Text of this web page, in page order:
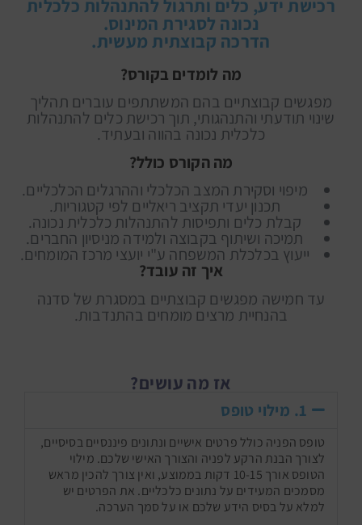
רכישת ידע, כלים ותרגול להתנהלות כלכלית
נכונה לסגירת המינוס.
הדרכה קבוצתית מעשית.
מה לומדים בקורס?
מפגשים קבוצתיים בהם המשתתפים עוברים תהליך
שינוי תודעתי והתנהגותי, תוך רכישת כלים להתנהלות
כלכלית נכונה בהווה ובעתיד.
מה הקורס כולל?
מיפוי וסקירת המצב הכלכלי וההרגלים הכלכליים.
תכנון יעדי תקציב ריאליים לפי קטגוריות.
קבלת כלים ותפיסות להתנהלות כלכלית נכונה.
תמיכה ושיתוף בקבוצה ולמידה מניסיון החברים.
ייעוץ בכלכלת המשפחה ע"י יועצי מרכז המומחים.
איך זה עובד?
עד חמישה מפגשים קבוצתיים במסגרת של סדנה
בהנחיית מרצים מומחים בהתנדבות.
אז מה עושים?
1. מילוי טופס
טופס הפניה כולל פרטים אישיים ונתונים פיננסיים בסיסיים,
לצורך הבנת הרקע לפניה והצורך האישי שלכם. מילוי
הטופס אורך 10-15 דקות בממוצע, ואין צורך להכין מראש
מסמכים המעידים על נתונים כלכליים. את הפרטים יש
למלא על בסיס הידע שלכם או על סמך הערכה.